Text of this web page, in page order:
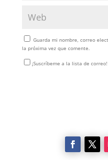
Guarda mi nombre, correo
la próxima vez que comente.
¡Suscríbeme a la lista de correo!